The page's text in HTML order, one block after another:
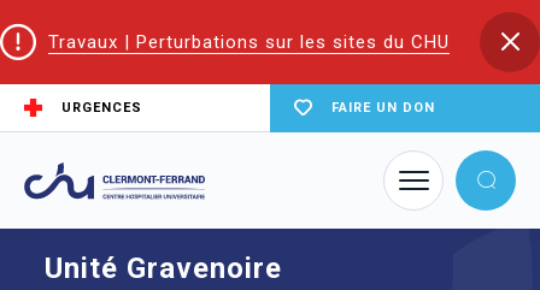
Travaux | Perturbations sur les sites du CHU
URGENCES FAIRE UN DON
Accueil
Addictologie et Pathologies Duelles
Unité Gravenoire
Unité Gravenoire